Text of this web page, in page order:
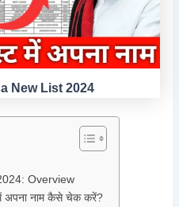
New List 2024
Overview
अपना नाम कैसे चेक करें?